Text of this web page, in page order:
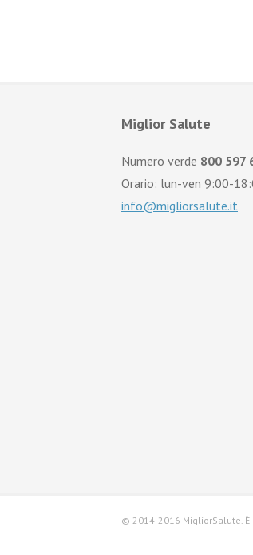
Miglior Salute
Numero verde 800 597
Orario: lun-ven 9:00-
info@migliorsalute.it
© 2014-2016 MigliorSalute. È